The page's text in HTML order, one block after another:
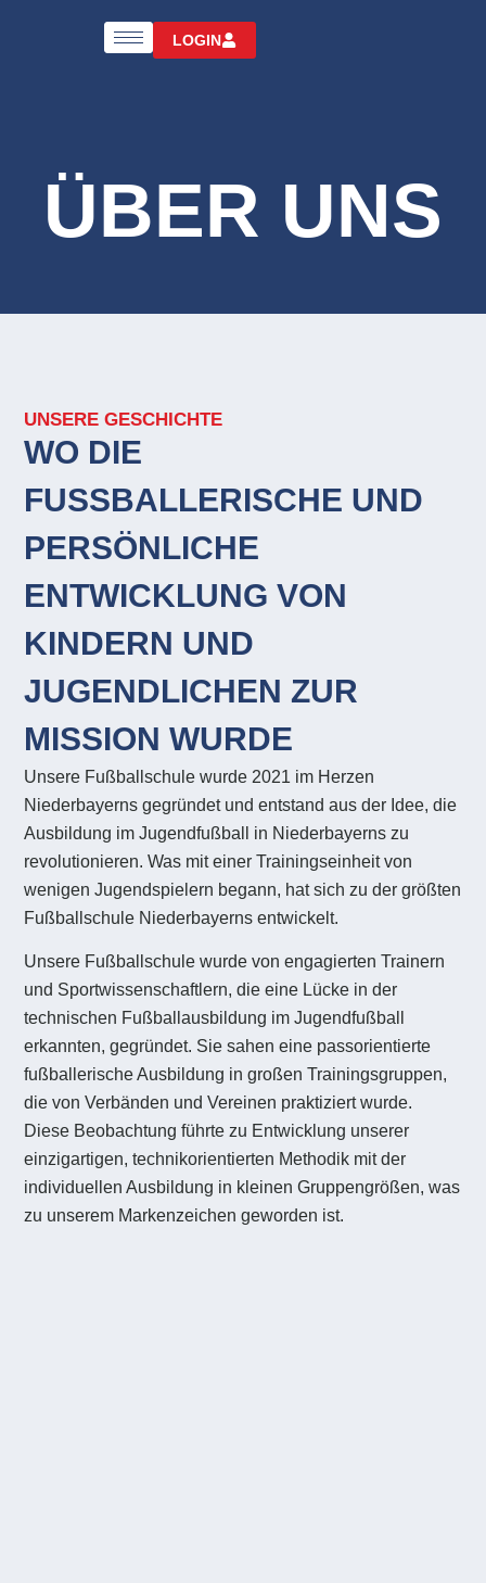
LOGIN
ÜBER UNS
UNSERE GESCHICHTE
WO DIE
FUSSBALLERISCHE UND
PERSÖNLICHE
ENTWICKLUNG VON
KINDERN UND
JUGENDLICHEN ZUR
MISSION WURDE
Unsere Fußballschule wurde 2021 im Herzen
Niederbayerns gegründet und entstand aus der Idee, die
Ausbildung im Jugendfußball in Niederbayerns zu
revolutionieren. Was mit einer Trainingseinheit von
wenigen Jugendspielern begann, hat sich zu der größten
Fußballschule Niederbayerns entwickelt.
Unsere Fußballschule wurde von engagierten Trainern
und Sportwissenschaftlern, die eine Lücke in der
technischen Fußballausbildung im Jugendfußball
erkannten, gegründet. Sie sahen eine passorientierte
fußballerische Ausbildung in großen Trainingsgruppen,
die von Verbänden und Vereinen praktiziert wurde.
Diese Beobachtung führte zu Entwicklung unserer
einzigartigen, technikorientierten Methodik mit der
individuellen Ausbildung in kleinen Gruppengrößen, was
zu unserem Markenzeichen geworden ist.